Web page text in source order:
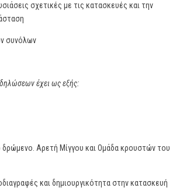
σχετικές με τις κατασκευές και την
συνόλων
έχει ως εξής:
Αρετή Μίγγου και Ομάδα κρουστών του
και δημιουργικότητα στην κατασκευή